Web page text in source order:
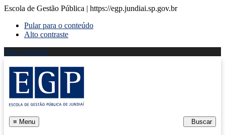
Escola de Gestão Pública | https://egp.jundiai.sp.gov.br
Pular para o conteúdo
Alto contraste
Alto contraste
≡ Menu Buscar